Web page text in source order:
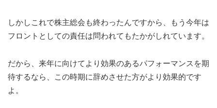
しかしこれで株主総会も終わったんですから、もう今年は
フロントとしての責任は問われてもたかがしれています。
だから、来年に向けてより効果のあるパフォーマンスを期
待するなら、この時期に辞めさせた方がより効果的です
よ。